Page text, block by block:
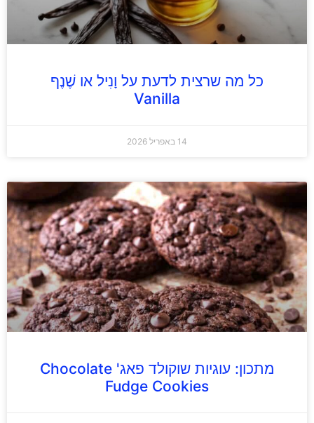
כל מה שרצית לדעת על וָנִיל או שֶׁנֶף
Vanilla
14 באפריל 2026
מתכון: עוגיות שוקולד פאג' Chocolate
Fudge Cookies